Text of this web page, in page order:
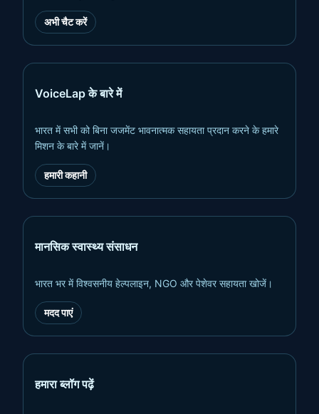
अभी चैट करें
VoiceLap के बारे में
भारत में सभी को बिना जजमेंट भावनात्मक सहायता प्रदान करने के हमारे
मिशन के बारे में जानें।
हमारी कहानी
मानसिक स्वास्थ्य संसाधन
भारत भर में विश्वसनीय हेल्पलाइन, NGO और पेशेवर सहायता खोजें।
मदद पाएं
हमारा ब्लॉग पढ़ें